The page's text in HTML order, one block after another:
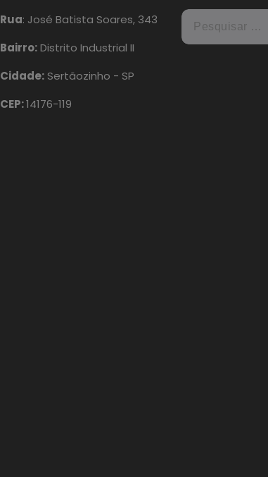
Rua: José Batista Soares, 343
Bairro:Distrito Industrial II
Cidade: Sertãozinho - SP
CEP:14176-119
Pesquisar
por: